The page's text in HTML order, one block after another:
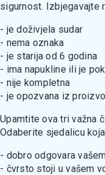
sigurnost. Izbjegavajte
- je doživjela sudar
- nema oznaka
- je starija od 6 godina
- ima napukline ili je
- nije kompletna
- je opozvana iz
Upamtite ova tri važna
Odaberite sjedalicu
- dobro odgovara
- čvrsto stoji u vašem